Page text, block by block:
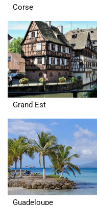
Corse
Grand Est
Guadeloupe